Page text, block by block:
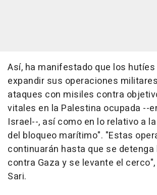
Así, ha manifestado que los
expandir sus operaciones
ataques con misiles contra
vitales en la Palestina ocupada --
Israel--, así como en lo relativo a
del bloqueo marítimo". "Estas
continuarán hasta que se detenga
contra Gaza y se levante el
Sari.